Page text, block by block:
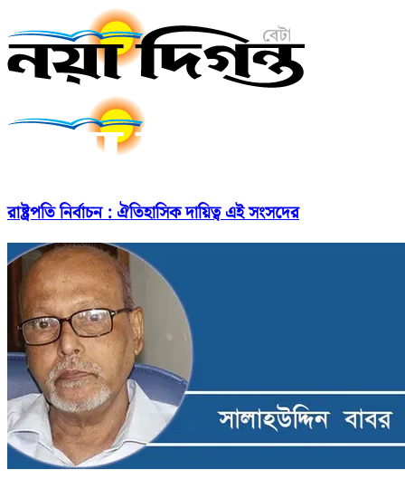
রাষ্ট্রপতি নির্বাচন : ঐতিহাসিক দায়িত্ব এই সংসদের